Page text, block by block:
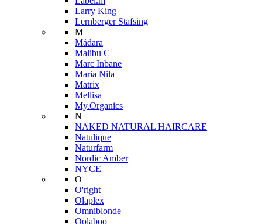
Larry King
Lernberger Stafsing
M
Mádara
Malibu C
Marc Inbane
Maria Nila
Matrix
Mellisa
My.Organics
N
NAKED NATURAL HAIRCARE
Natulique
Naturfarm
Nordic Amber
NYCE
O
O'right
Olaplex
Omniblonde
Oolaboo